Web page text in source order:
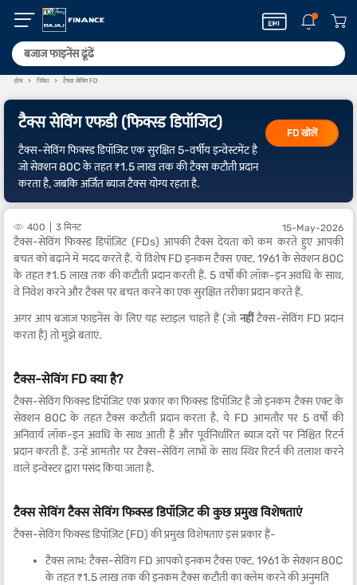
होम निवेश टैक्स सेविंग FD
टैक्स सेविंग एफडी (फिक्स्ड डिपॉजिट)
टैक्स-सेविंग फिक्स्ड डिपॉजिट एक सुरक्षित 5-वर्षीय इन्वेस्टमेंट है
जो सेक्शन 80C के तहत ₹1.5 लाख तक की टैक्स कटौती प्रदान
करता है, जबकि अर्जित ब्याज टैक्स योग्य रहता है.
FD खोलें
400 3 मिनट 15-May-2026
टैक्स-सेविंग फिक्स्ड डिपॉज़िट (FDs) आपकी टैक्स देयता को कम करते हुए आपकी
बचत को बढ़ाने में मदद करते हैं. ये विशेष FD इनकम टैक्स एक्ट, 1961 के सेक्शन 80C
के तहत ₹1.5 लाख तक की कटौती प्रदान करती हैं. 5 वर्षों की लॉक-इन अवधि के साथ,
वे निवेश करने और टैक्स पर बचत करने का एक सुरक्षित तरीका प्रदान करते हैं.
अगर आप बजाज फाइनेंस के लिए यह स्टाइल चाहते हैं (जो नहींटैक्स-सेविंग FD प्रदान
करता है) तो मुझे बताएं.
टैक्स-सेविंग FD क्या है?
टैक्स-सेविंग फिक्स्ड डिपॉजिट एक प्रकार का फिक्स्ड डिपॉजिट है जो इनकम टैक्स एक्ट के
सेक्शन 80C के तहत टैक्स कटौती प्रदान करता है. ये FD आमतौर पर 5 वर्षों की
अनिवार्य लॉक-इन अवधि के साथ आती हैं और पूर्वनिर्धारित ब्याज दरों पर निश्चित रिटर्न
प्रदान करती हैं. उन्हें आमतौर पर टैक्स-सेविंग लाभों के साथ स्थिर रिटर्न की तलाश करने
वाले इन्वेस्टर द्वारा पसंद किया जाता है.
टैक्स सेविंग टैक्स सेविंग फिक्स्ड डिपॉज़िट की कुछ प्रमुख विशेषताएं
टैक्स-सेविंग फिक्स्ड डिपॉज़िट (FD) की प्रमुख विशेषताएं इस प्रकार हैं-
टैक्स लाभ: टैक्स-सेविंग FD आपको इनकम टैक्स एक्ट, 1961 के सेक्शन 80C
के तहत ₹1.5 लाख तक की इनकम टैक्स कटौती का क्लेम करने की अनुमति